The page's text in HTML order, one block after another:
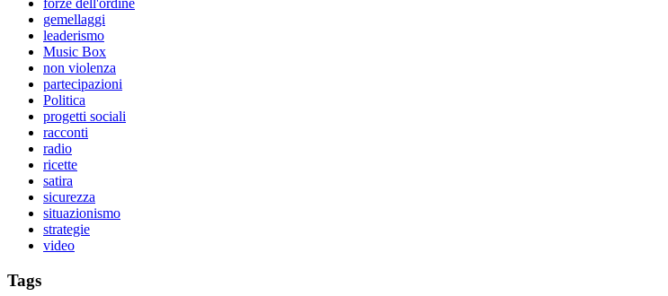
forze dell'ordine
gemellaggi
leaderismo
Music Box
non violenza
partecipazioni
Politica
progetti sociali
racconti
radio
ricette
satira
sicurezza
situazionismo
strategie
video
Tags